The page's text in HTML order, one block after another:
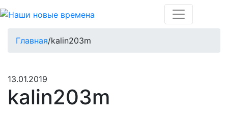
Главная/kalin203m
13.01.2019
kalin203m